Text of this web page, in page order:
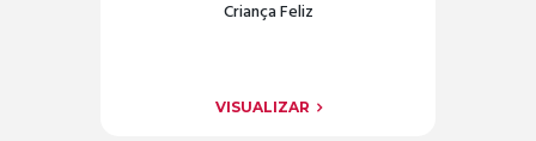
Criança Feliz
VISUALIZAR